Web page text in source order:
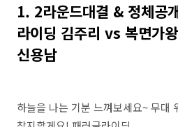
1. 2라운드대결 & 정체공
라이딩 김주리 vs 복면가
신용남
하늘을 나는 기분 느껴보세요~ 무대